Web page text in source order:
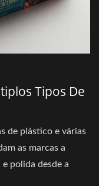
Tipos De
de plástico e várias
as marcas a
polida desde a